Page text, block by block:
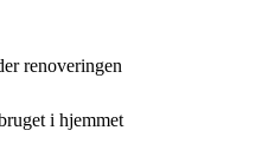
renoveringen
i hjemmet